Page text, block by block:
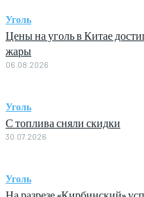
Уголь
Цены на уголь в Китае
жары
06.08.2026
Уголь
С топлива сняли скидки
30.07.2026
Уголь